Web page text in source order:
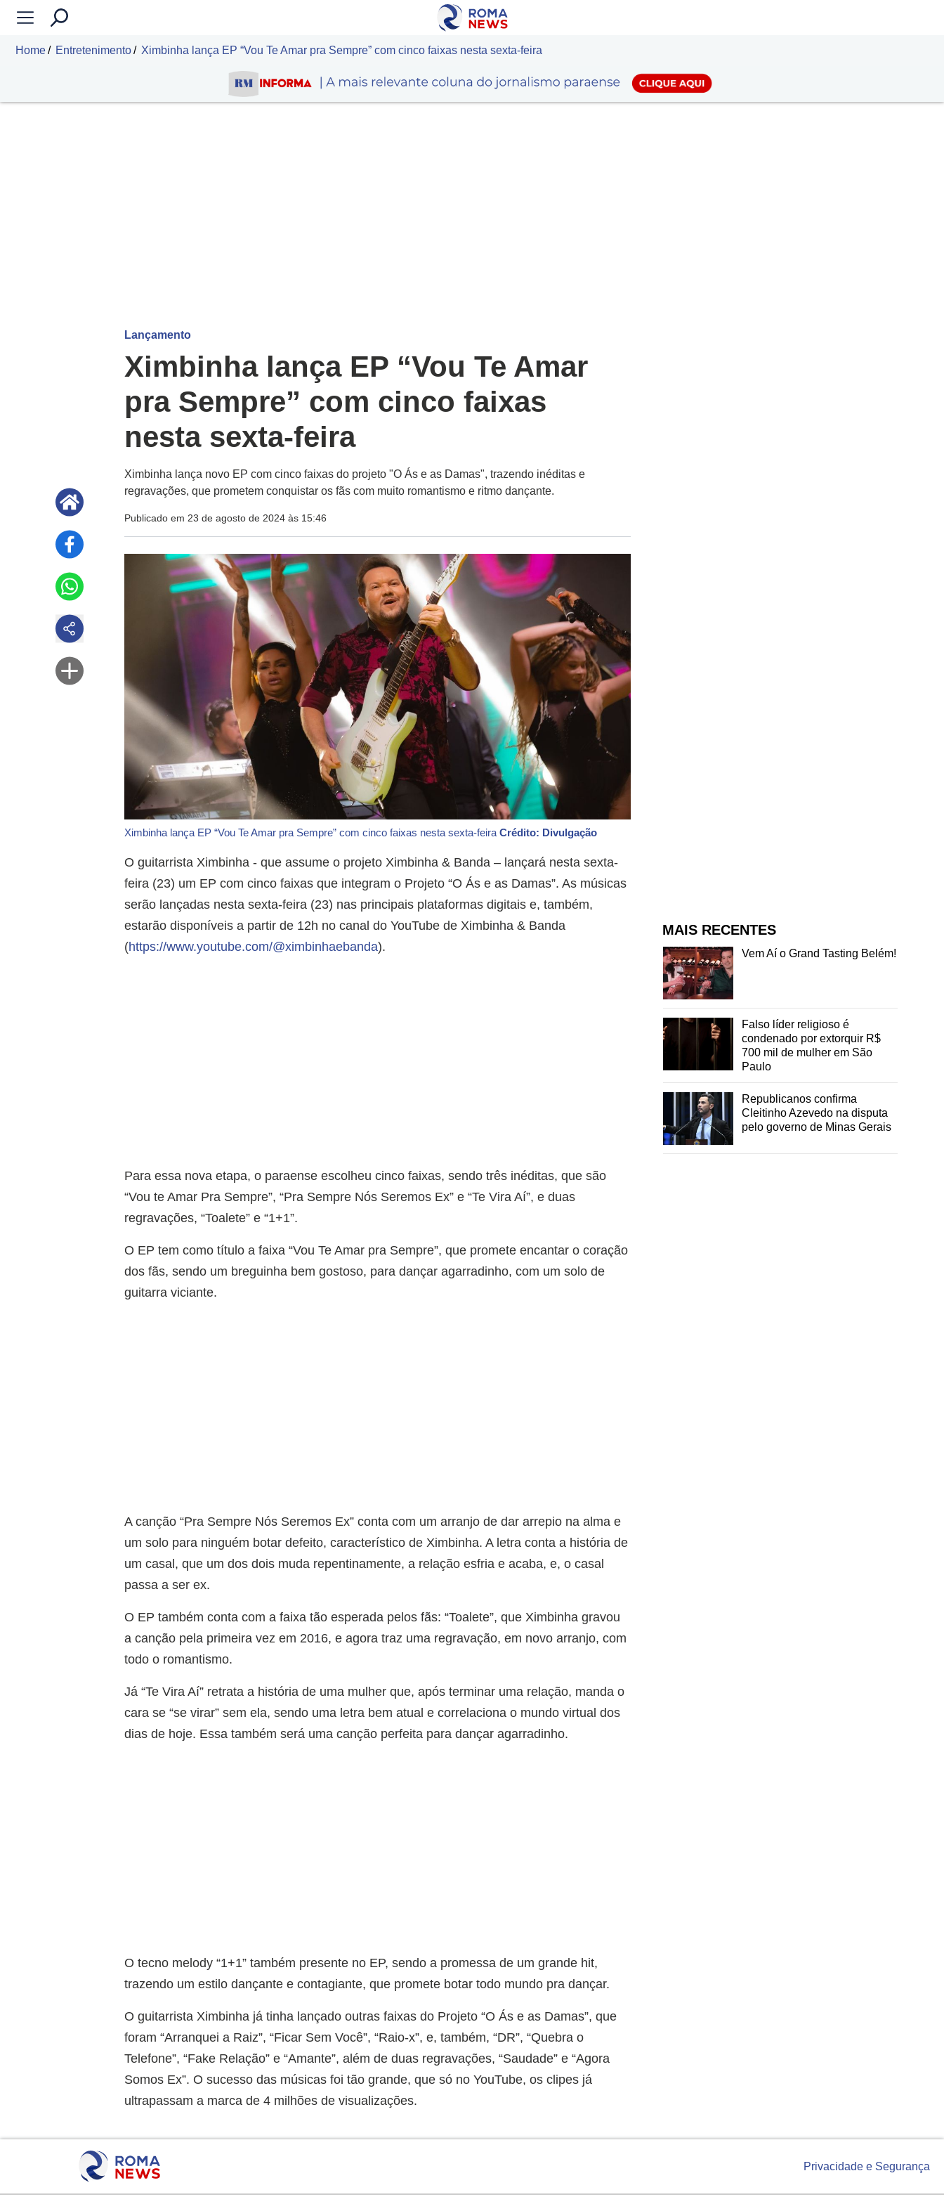
Home Entretenimento Ximbinha lança EP “Vou Te Amar pra Sempre” com cinco faixas nesta sexta-feira
Lançamento
Ximbinha lança EP “Vou Te Amar
pra Sempre” com cinco faixas
nesta sexta-feira
Ximbinha lança novo EP com cinco faixas do projeto "O Ás e as Damas", trazendo inéditas e
regravações, que prometem conquistar os fãs com muito romantismo e ritmo dançante.
Publicado em 23 de agosto de 2024 às 15:46
Ximbinha lança EP “Vou Te Amar pra Sempre” com cinco faixas nesta sexta-feiraCrédito: Divulgação
O guitarrista Ximbinha - que assume o projeto Ximbinha & Banda – lançará nesta sexta-
feira (23) um EP com cinco faixas que integram o Projeto “O Ás e as Damas”. As músicas
serão lançadas nesta sexta-feira (23) nas principais plataformas digitais e, também,
estarão disponíveis a partir de 12h no canal do YouTube de Ximbinha & Banda
(https://www.youtube.com/@ximbinhaebanda).
Para essa nova etapa, o paraense escolheu cinco faixas, sendo três inéditas, que são
“Vou te Amar Pra Sempre”, “Pra Sempre Nós Seremos Ex” e “Te Vira Aí”, e duas
regravações, “Toalete” e “1+1”.
O EP tem como título a faixa “Vou Te Amar pra Sempre”, que promete encantar o coração
dos fãs, sendo um breguinha bem gostoso, para dançar agarradinho, com um solo de
guitarra viciante.
A canção “Pra Sempre Nós Seremos Ex” conta com um arranjo de dar arrepio na alma e
um solo para ninguém botar defeito, característico de Ximbinha. A letra conta a história de
um casal, que um dos dois muda repentinamente, a relação esfria e acaba, e, o casal
passa a ser ex.
O EP também conta com a faixa tão esperada pelos fãs: “Toalete”, que Ximbinha gravou
a canção pela primeira vez em 2016, e agora traz uma regravação, em novo arranjo, com
todo o romantismo.
Já “Te Vira Aí” retrata a história de uma mulher que, após terminar uma relação, manda o
cara se “se virar” sem ela, sendo uma letra bem atual e correlaciona o mundo virtual dos
dias de hoje. Essa também será uma canção perfeita para dançar agarradinho.
O tecno melody “1+1” também presente no EP, sendo a promessa de um grande hit,
trazendo um estilo dançante e contagiante, que promete botar todo mundo pra dançar.
O guitarrista Ximbinha já tinha lançado outras faixas do Projeto “O Ás e as Damas”, que
foram “Arranquei a Raiz”, “Ficar Sem Você”, “Raio-x”, e, também, “DR”, “Quebra o
Telefone”, “Fake Relação” e “Amante”, além de duas regravações, “Saudade” e “Agora
Somos Ex”. O sucesso das músicas foi tão grande, que só no YouTube, os clipes já
ultrapassam a marca de 4 milhões de visualizações.
MAIS RECENTES
Vem Aí o Grand Tasting Belém!
Falso líder religioso é
condenado por extorquir R$
700 mil de mulher em São
Paulo
Republicanos confirma
Cleitinho Azevedo na disputa
pelo governo de Minas Gerais
Privacidade e Segurança